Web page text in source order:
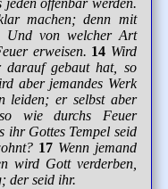
jeden offenbar werden.
machen; denn mit
Und von welcher Art
erweisen. 14 Wird
darauf gebaut hat, so
aber jemandes Werk
leiden; er selbst aber
wie durchs Feuer
ihr Gottes Tempel seid
17 Wenn jemand
wird Gott verderben,
der seid ihr.